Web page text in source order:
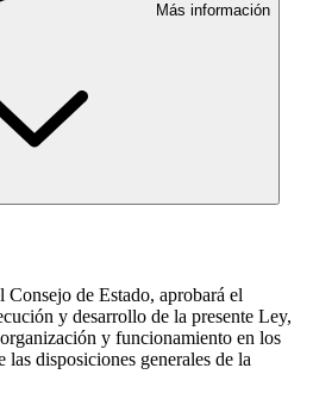
Más información
de Estado, aprobará el
y desarrollo de la presente Ley,
y funcionamiento en los
disposiciones generales de la